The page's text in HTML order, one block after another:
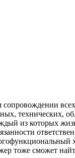
технических,
из которых
тоже сможет